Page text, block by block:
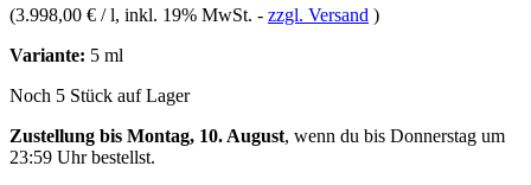
(3.998,00 € / l, inkl. 19% MwSt. - zzgl. Versand )
Variante: 5 ml
Noch 5 Stück auf Lager
Zustellung bis Montag, 10. August, wenn du bis Donnerstag um
23:59 Uhrbestellst.